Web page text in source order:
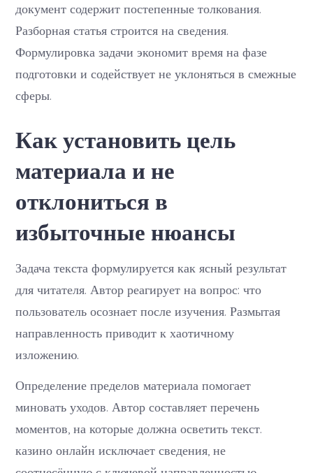
документ содержит постепенные толкования.
Разборная статья строится на сведения.
Формулировка задачи экономит время на фазе
подготовки и содействует не уклоняться в смежные
сферы.
Как установить цель
материала и не
отклониться в
избыточные нюансы
Задача текста формулируется как ясный результат
для читателя. Автор реагирует на вопрос: что
пользователь осознает после изучения. Размытая
направленность приводит к хаотичному
изложению.
Определение пределов материала помогает
миновать уходов. Автор составляет перечень
моментов, на которые должна осветить текст.
казино онлайн исключает сведения, не